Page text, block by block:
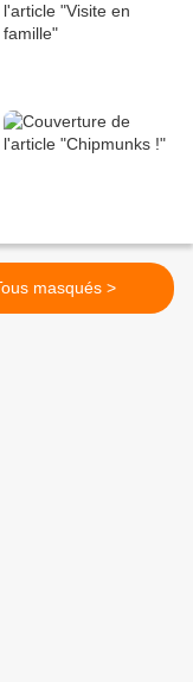
Tous masqués >